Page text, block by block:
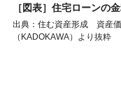
［図表］住宅ローンの
出典：住む資産形成 資産価
（KADOKAWA）より抜粋